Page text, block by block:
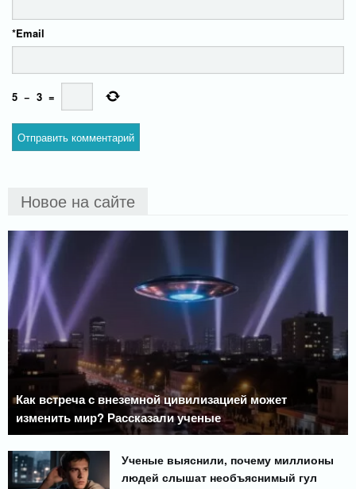
Email
*
5 − 3 =
Новое на сайте
Как встреча с внеземной цивилизацией может
изменить мир? Рассказали ученые
Ученые выяснили, почему миллионы
людей слышат необъяснимый гул